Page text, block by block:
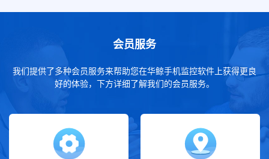
会员服务
我们提供了多种会员服务来帮助您在华鲸手机监控软件上获得更良
好的体验，下方详细了解我们的会员服务。